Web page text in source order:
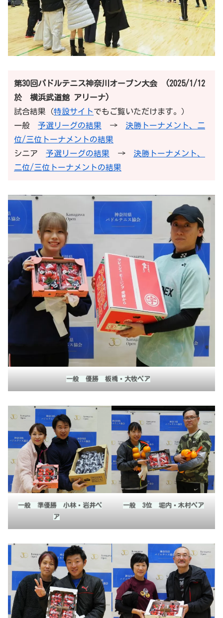
第30回パドルテニス神奈川オープン大会 (2025/1/12
於 横浜武道館 アリーナ)
試合結果（特設サイトでもご覧いただけます。）
一般 予選リーグの結果 → 決勝トーナメント、二
位/三位トーナメントの結果
シニア 予選リーグの結果 → 決勝トーナメント、
二位/三位トーナメントの結果
一般 優勝 板橋・大牧ペア
一般 準優勝 小林・岩井ペ
ア
一般 3位 堀内・木村ペア